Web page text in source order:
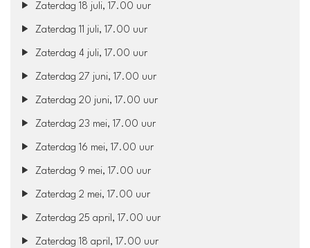
Zaterdag 18 juli, 17.00 uur
Zaterdag 11 juli, 17.00 uur
Zaterdag 4 juli, 17.00 uur
Zaterdag 27 juni, 17.00 uur
Zaterdag 20 juni, 17.00 uur
Zaterdag 23 mei, 17.00 uur
Zaterdag 16 mei, 17.00 uur
Zaterdag 9 mei, 17.00 uur
Zaterdag 2 mei, 17.00 uur
Zaterdag 25 april, 17.00 uur
Zaterdag 18 april, 17.00 uur